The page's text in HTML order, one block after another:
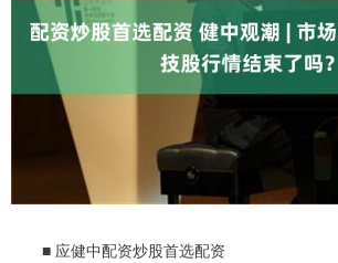
■ 应健中配资炒股首选配资